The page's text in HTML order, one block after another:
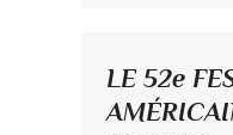
LE 52e